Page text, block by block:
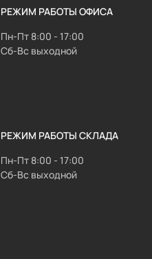
РЕЖИМ РАБОТЫ ОФИСА
Пн-Пт 8:00 - 17:00
Сб-Вс выходной
РЕЖИМ РАБОТЫ СКЛАДА
Пн-Пт 8:00 - 17:00
Сб-Вс выходной